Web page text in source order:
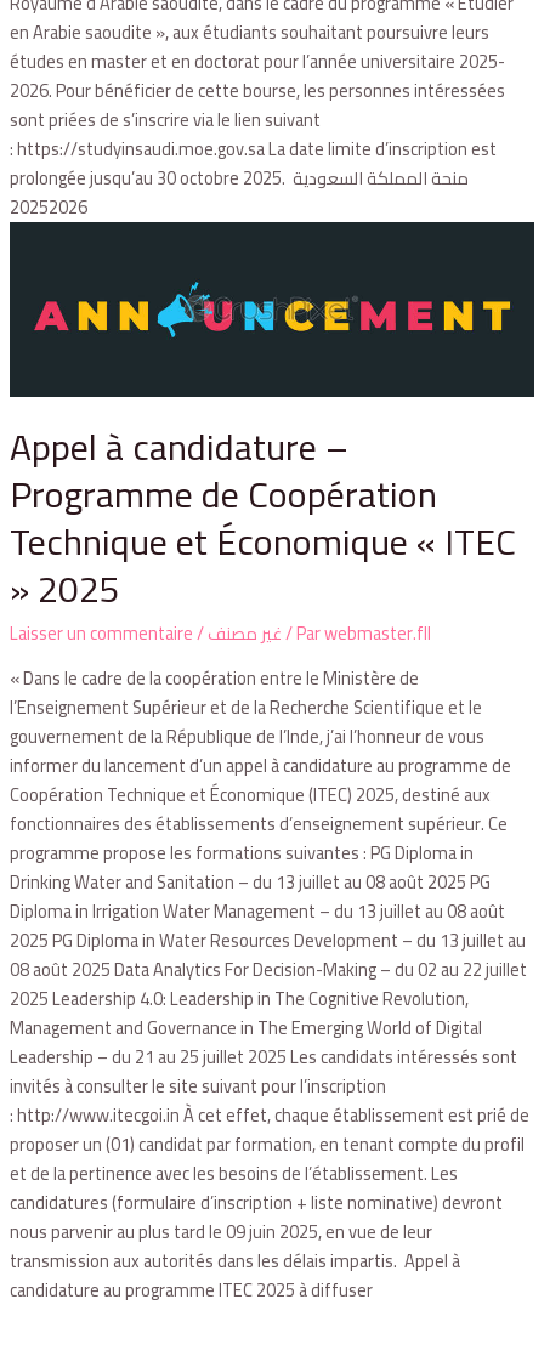
en Arabie saoudite », aux étudiants souhaitant poursuivre leurs
études en master et en doctorat pour l’année universitaire 2025-
2026. Pour bénéficier de cette bourse, les personnes intéressées
sont priées de s’inscrire via le lien suivant
: https://studyinsaudi.moe.gov.sa La date limite d’inscription est
prolongée jusqu’au 30 octobre 2025. منحة المملكة السعودية
20252026
Appel à candidature –
Programme de Coopération
Technique et Économique « ITEC
» 2025
Laisser un commentaire/غير مصنف/ Parwebmaster.fll
« Dans le cadre de la coopération entre le Ministère de
l’Enseignement Supérieur et de la Recherche Scientifique et le
gouvernement de la République de l’Inde, j’ai l’honneur de vous
informer du lancement d’un appel à candidature au programme de
Coopération Technique et Économique (ITEC) 2025, destiné aux
fonctionnaires des établissements d’enseignement supérieur. Ce
programme propose les formations suivantes : PG Diploma in
Drinking Water and Sanitation – du 13 juillet au 08 août 2025 PG
Diploma in Irrigation Water Management – du 13 juillet au 08 août
2025 PG Diploma in Water Resources Development – du 13 juillet au
08 août 2025 Data Analytics For Decision-Making – du 02 au 22 juillet
2025 Leadership 4.0: Leadership in The Cognitive Revolution,
Management and Governance in The Emerging World of Digital
Leadership – du 21 au 25 juillet 2025 Les candidats intéressés sont
invités à consulter le site suivant pour l’inscription
: http://www.itecgoi.in À cet effet, chaque établissement est prié de
proposer un (01) candidat par formation, en tenant compte du profil
et de la pertinence avec les besoins de l’établissement. Les
candidatures (formulaire d’inscription + liste nominative) devront
nous parvenir au plus tard le 09 juin 2025, en vue de leur
transmission aux autorités dans les délais impartis. Appel à
candidature au programme ITEC 2025 à diffuser